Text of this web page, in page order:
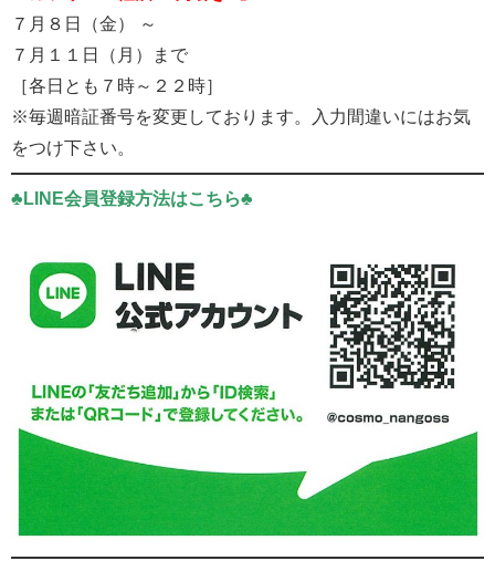
７月８日（金） ～
７月１１日（月）まで
［各日とも７時～２２時］
※毎週暗証番号を変更しております。入力間違いにはお気
をつけ下さい。
♣LINE会員登録方法はこちら♣